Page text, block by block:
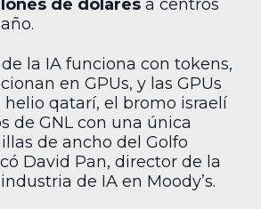
de dólares a centros
la IA funciona con tokens,
en GPUs, y las GPUs
qatarí, el bromo israelí
de GNL con una única
de ancho del Golfo
David Pan, director de la
de IA en Moody’s.